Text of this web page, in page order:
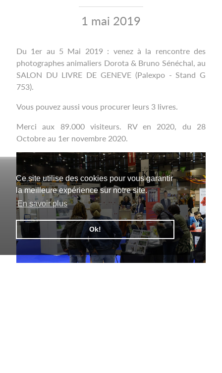
Ce site utilise des cookies pour vous garantir
la meilleure expérience sur notre site.
En savoir plus
Ok!
1 mai 2019
Du 1er au 5 Mai 2019 : venez à la rencontre des
photographes animaliers Dorota & Bruno Sénéchal, au
SALON DU LIVRE DE GENEVE (Palexpo - Stand G
753).
Vous pouvez aussi vous procurer leurs 3 livres.
Merci aux 89.000 visiteurs. RV en 2020, du 28
Octobre au 1er novembre 2020.